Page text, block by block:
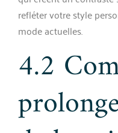
refléter votre style
mode actuelles.
4.2